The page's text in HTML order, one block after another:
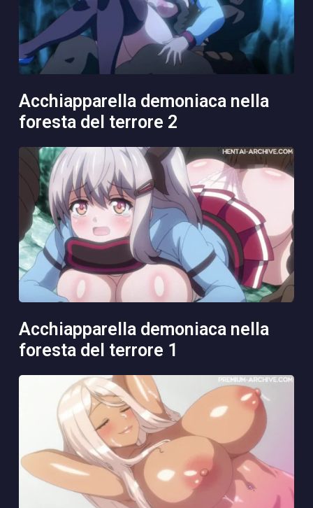
acchiapparella demoniaca nella
foresta del terrore 2
acchiapparella demoniaca nella
foresta del terrore 1